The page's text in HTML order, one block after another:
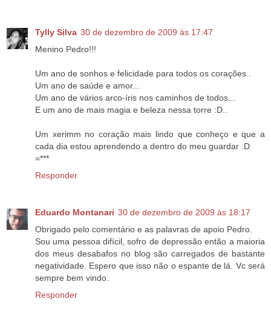
Tylly Silva 30 de dezembro de 2009 às 17:47
Menino Pedro!!!
Um ano de sonhos e felicidade para todos os corações..
Um ano de saúde e amor...
Um ano de vários arco-íris nos caminhos de todos...
E um ano de mais magia e beleza nessa torre :D..
Um xerimm no coração mais lindo que conheço e que a
cada dia estou aprendendo a dentro do meu guardar :D
=***
Responder
Eduardo Montanari 30 de dezembro de 2009 às 18:17
Obrigado pelo comentário e as palavras de apoio Pedro.
Sou uma pessoa difícil, sofro de depressão então a maioria
dos meus desabafos no blog são carregados de bastante
negatividade. Espero que isso não o espante de lá. Vc será
sempre bem vindo.
Responder